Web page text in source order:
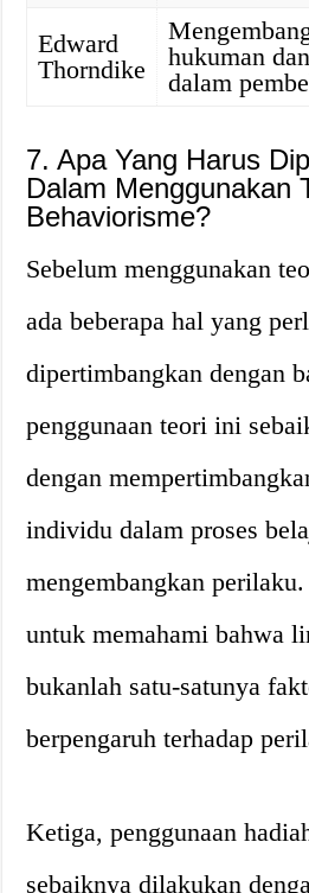
Edward
Thorndike
hukuman
dalam
7. Apa Yang Harus
Dalam Menggunakan
Behaviorisme?
Sebelum menggunakan
ada beberapa hal yang
dipertimbangkan dengan
penggunaan teori ini
dengan
individu dalam proses
mengembangkan
untuk memahami bahwa
bukanlah satu-satunya
berpengaruh terhadap
Ketiga, penggunaan
sebaiknya dilakukan